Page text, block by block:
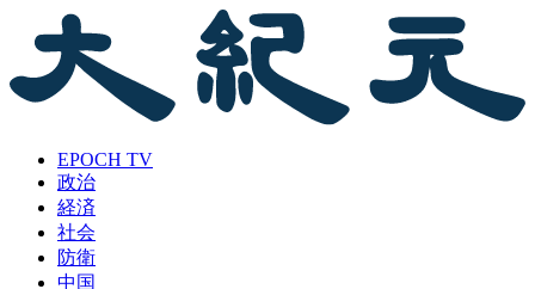
EPOCH TV
政治
経済
社会
防衛
中国